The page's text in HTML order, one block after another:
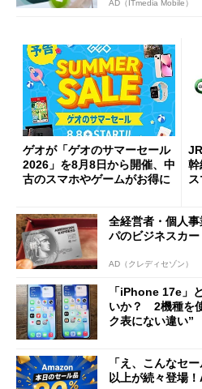
AD（ITmedia Mobile）
ゲオが「ゲオのサマーセール
2026」を8月8日から開催、中
古のスマホやゲームがお得に
幹
全経営者・個人
パのビジネスカー
AD（クレディセゾン）
「iPhone 17e」
いか？ 2機種を
ク表にない違い”
「え、こんなセ
以上が続々登場